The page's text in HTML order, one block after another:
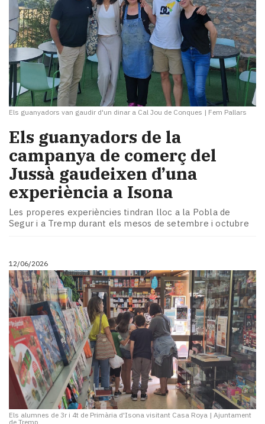
Els guanyadors van gaudir d'un dinar a Cal Jou de Conques | Fem Pallars
Els guanyadors de la
campanya de comerç del
Jussà gaudeixen d’una
experiència a Isona
Les properes experiències tindran lloc a la Pobla de
Segur i a Tremp durant els mesos de setembre i octubre
12/06/2026
Els alumnes de 3r i 4t de Primària d'Isona visitant Casa Roya | Ajuntament
de Tremp